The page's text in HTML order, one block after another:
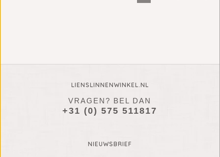
LIENSLINNENWINKEL.NL
VRAGEN? BEL DAN
+31 (0) 575 511817
NIEUWSBRIEF